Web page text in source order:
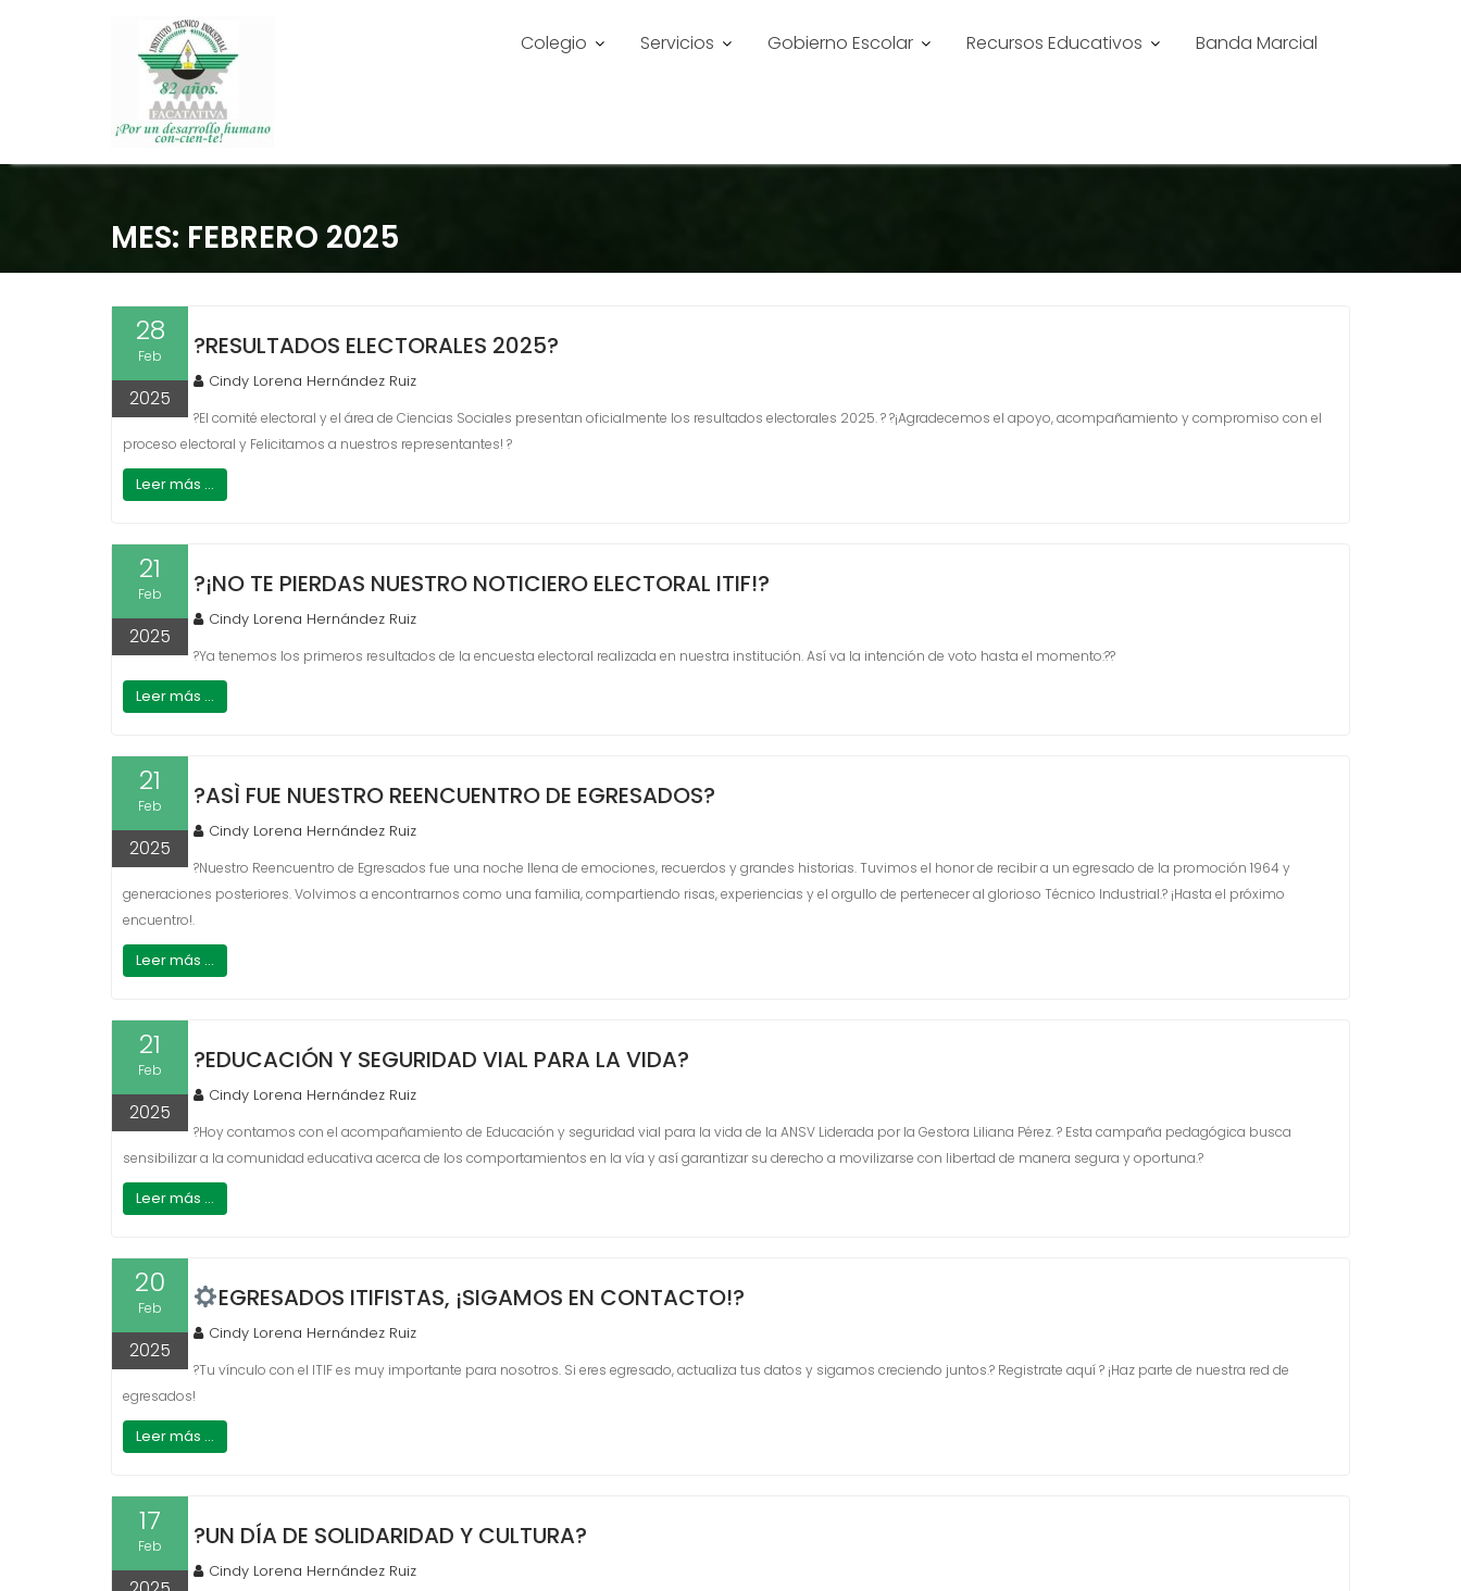
Colegio Servicios Gobierno Escolar Recursos Educativos Banda Marcial
MES: FEBRERO 2025
28
Feb
2025
?RESULTADOS ELECTORALES 2025?
Cindy Lorena Hernández Ruiz
?El comité electoral y el área de Ciencias Sociales presentan oficialmente los resultados electorales 2025. ? ?¡Agradecemos el apoyo, acompañamiento y compromiso con el
proceso electoral y Felicitamos a nuestros representantes! ?
Leer más ...
21
Feb
2025
?¡NO TE PIERDAS NUESTRO NOTICIERO ELECTORAL ITIF!?️
Cindy Lorena Hernández Ruiz
?Ya tenemos los primeros resultados de la encuesta electoral realizada en nuestra institución. Así va la intención de voto hasta el momento:??️
Leer más ...
21
Feb
2025
?ASÌ FUE NUESTRO REENCUENTRO DE EGRESADOS?
Cindy Lorena Hernández Ruiz
?Nuestro Reencuentro de Egresados fue una noche llena de emociones, recuerdos y grandes historias. Tuvimos el honor de recibir a un egresado de la promoción 1964 y
generaciones posteriores. Volvimos a encontrarnos como una familia, compartiendo risas, experiencias y el orgullo de pertenecer al glorioso Técnico Industrial.? ¡Hasta el próximo
encuentro!.
Leer más ...
21
Feb
2025
?EDUCACIÓN Y SEGURIDAD VIAL PARA LA VIDA?
Cindy Lorena Hernández Ruiz
?Hoy contamos con el acompañamiento de Educación y seguridad vial para la vida de la ANSV Liderada por la Gestora Liliana Pérez. ? Esta campaña pedagógica busca
sensibilizar a la comunidad educativa acerca de los comportamientos en la vía y así garantizar su derecho a movilizarse con libertad de manera segura y oportuna.?
Leer más ...
20
Feb
2025
EGRESADOS ITIFISTAS, ¡SIGAMOS EN CONTACTO!?
Cindy Lorena Hernández Ruiz
?Tu vínculo con el ITIF es muy importante para nosotros. Si eres egresado, actualiza tus datos y sigamos creciendo juntos.? Registrate aquí ? ¡Haz parte de nuestra red de
egresados!
Leer más ...
17
Feb ?UN DÍA DE SOLIDARIDAD Y CULTURA?️
Cindy Lorena Hernández Ruiz